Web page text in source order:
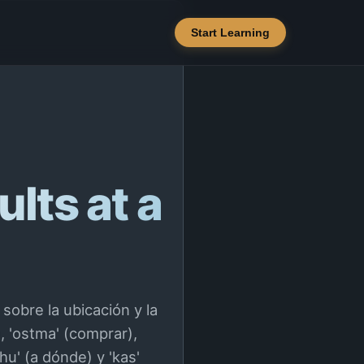
Start Learning
at a
la ubicación y la
'ostma' (comprar),
(a dónde) y 'kas'